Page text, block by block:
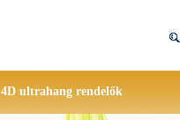
4D ultrahang rendelők